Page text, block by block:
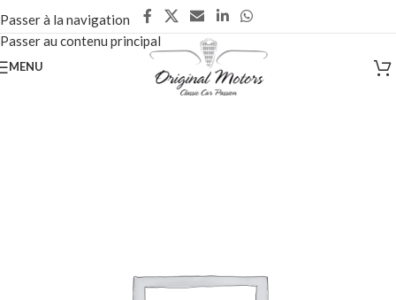
Passer à la navigation
Passer au contenu principal
MENU